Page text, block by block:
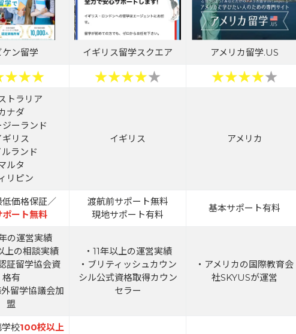
ケン留学 イギリス留学スクエア アメリカ留学.US
トラリア
ナダ
ーランド
ギリス
ルランド
ルタ
リピン
イギリス アメリカ
価格保証／
ート無料
渡航前サポート無料
現地サポート有料
基本サポート有料
の運営実績
上の相談実績
証留学協会資
格有
留学協議会加
盟
・11年以上の運営実績
・ブリティッシュカウン
シル公式資格取得カウン
セラー
・アメリカの国際教育会
社SKYUSが運営
校100校以上